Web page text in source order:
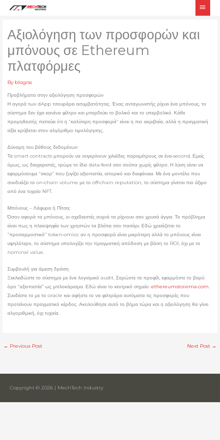
Main
Αξιολόγηση των προσφορών και
μπόνους σε Ethereum
πλατφόρμες
By blogrss
Προβλήματα στην αξιολόγηση προσφορών
Η αγορά των dApp τσουράρει ασυμβατότητες. Ένας ανταγωνιστής ρίχνει ένα μπόνους, το
σύστημα δεν έχει κανένα φίλτρο και μπερδεύει το βολικό και το υπερβολικό. Κάθε
προμηθευτής πιστεύει ότι η “καλύτερη προσφορά” είναι η πιο ακριβαία, αλλά η πραγματική
αξία κρύβεται στον αλγόριθμο τιμολόγησης.
Δύναμη του βάθους δεδομένων
Τα smart contracts μπορούν να συγκρίνουν χιλιάδες παραμέτρους σε ένα‑second. Εμείς
όμως, ως διαχειριστές, τρώμε το ίδιο data‑feed σαν σούπα χωρίς φίλτρο. Η λύση είναι να
εφαρμόσουμε “σκορ” που ζυγίζει αξιοπιστία, ιστορικό και διαφάνεια. Με ένα μοντέλο που
συνδυάζει το on‑chain volume με το off‑chain reputation, το σύστημα γίνεται πιο άξιμο
από ένα τυχαίο NFT.
Μπόνους – Λάφυρα ή Πίτσα;
Όσον αφορά τα μπόνους, οι σχεδιαστές συχνά τα ρίχνουν σαν χρυσά άγγια. Το πρόβλημα
είναι πως η πλειοψηφία των χρηστών τα βλέπει σαν πασάρι. Εδώ χρειάζεται το
“προσαρμοστικό” token‑omics: αν η προσφορά είναι μικρότερη αλλά το μπόνους είναι
υψηλότερο, το σύστημα υπολογίζει την πραγματική απόδοση με βάση το ROI, όχι με το
nominal value.
Συμβουλή για άμεση δράση
Ξεκλειδώστε το σύστημα με ένα λογισμικό audit. Σαρώστε τα προφίλ, εφαρμόστε το βαρύ
όρο “αξιοπιστία” ως μπλοκάρισμα. Εδώ είναι το κεντρικό σημείο:ethereumstoixima.com.
Συνδέστε το με το oracle και αφήστε το να φιλτράρει αυτόματα τις προσφορές που
προτείνουν πραγματικό κέρδος. Ακολούθησε αυτό το βήμα τώρα και η αξιολόγηση θα γίνει
αλγοριθμική, όχι τυχαία.
← Previous Post Next Post →
Copyright © 2026 | MechTech Industry